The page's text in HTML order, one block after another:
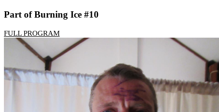
Part of Burning Ice #10
FULL PROGRAM